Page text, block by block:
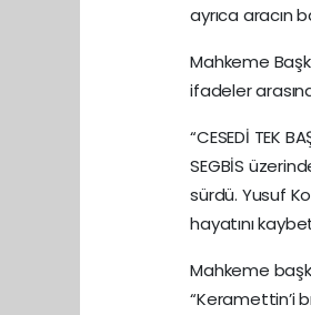
ayrıca aracın
Mahkeme
ifadeler
“CESEDİ TEK
SEGBİS
sürdü. Yusuf
hayatını
Mahkeme
“Keramettin’i